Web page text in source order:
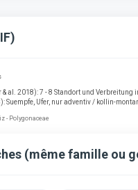
al. 2018): 7 - 8 Standort und Verbreitung
Suempfe, Ufer, nur adventiv / kollin-
- Polygonaceae
(même famille ou